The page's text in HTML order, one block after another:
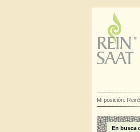
Mi posición:
En busca